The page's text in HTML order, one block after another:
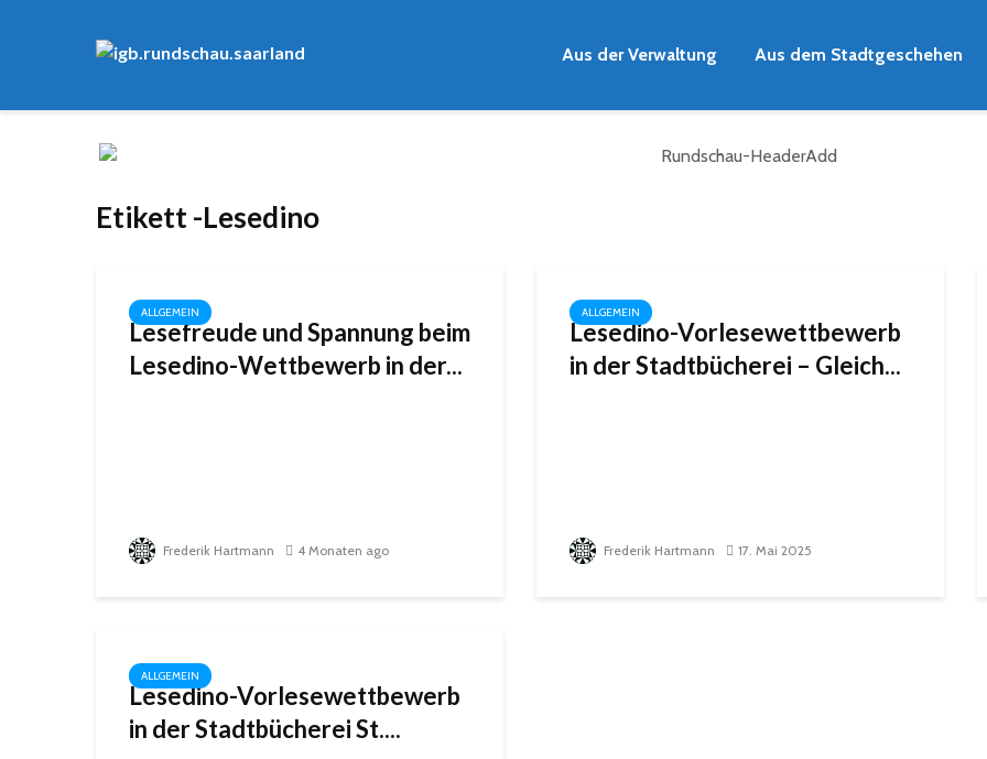
Aus der Verwaltung Aus dem Stadtgeschehen
Etikett -Lesedino
ALLGEMEIN
Lesefreude und Spannung beim
Lesedino-Wettbewerb in der...
Frederik Hartmann 4 Monaten ago
ALLGEMEIN
Lesedino-Vorlesewettbewerb
in der Stadtbücherei – Gleich...
Frederik Hartmann 17. Mai 2025
ALLGEMEIN
Lesedino-Vorlesewettbewerb
in der Stadtbücherei St....